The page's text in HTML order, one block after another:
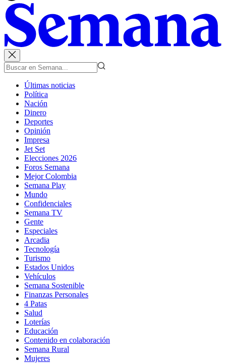
Últimas noticias
Política
Nación
Dinero
Deportes
Opinión
Impresa
Jet Set
Elecciones 2026
Foros Semana
Mejor Colombia
Semana Play
Mundo
Confidenciales
Semana TV
Gente
Especiales
Arcadia
Tecnología
Turismo
Estados Unidos
Vehículos
Semana Sostenible
Finanzas Personales
4 Patas
Salud
Loterías
Educación
Contenido en colaboración
Semana Rural
Mujeres